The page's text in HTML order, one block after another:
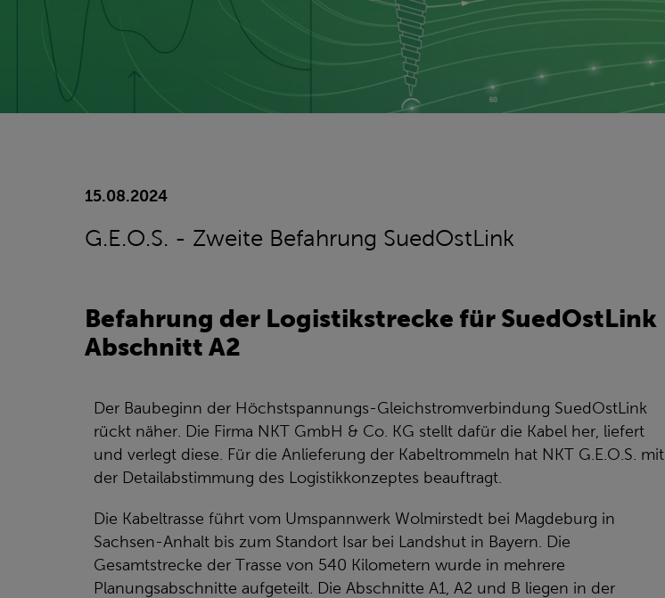
15.08.2024
G.E.O.S. - Zweite Befahrung SuedOstLink
Befahrung der Logistikstrecke für SuedOstLink
Abschnitt A2
Der Baubeginn der Höchstspannungs-Gleichstromverbindung SuedOstLink
rückt näher. Die Firma NKT GmbH & Co. KG stellt dafür die Kabel her, liefert
und verlegt diese. Für die Anlieferung der Kabeltrommeln hat NKT G.E.O.S. mit
der Detailabstimmung des Logistikkonzeptes beauftragt.
Die Kabeltrasse führt vom Umspannwerk Wolmirstedt bei Magdeburg in
Sachsen-Anhalt bis zum Standort Isar bei Landshut in Bayern. Die
Gesamtstrecke der Trasse von 540 Kilometern wurde in mehrere
Planungsabschnitte aufgeteilt. Die Abschnitte A1, A2 und B liegen in der